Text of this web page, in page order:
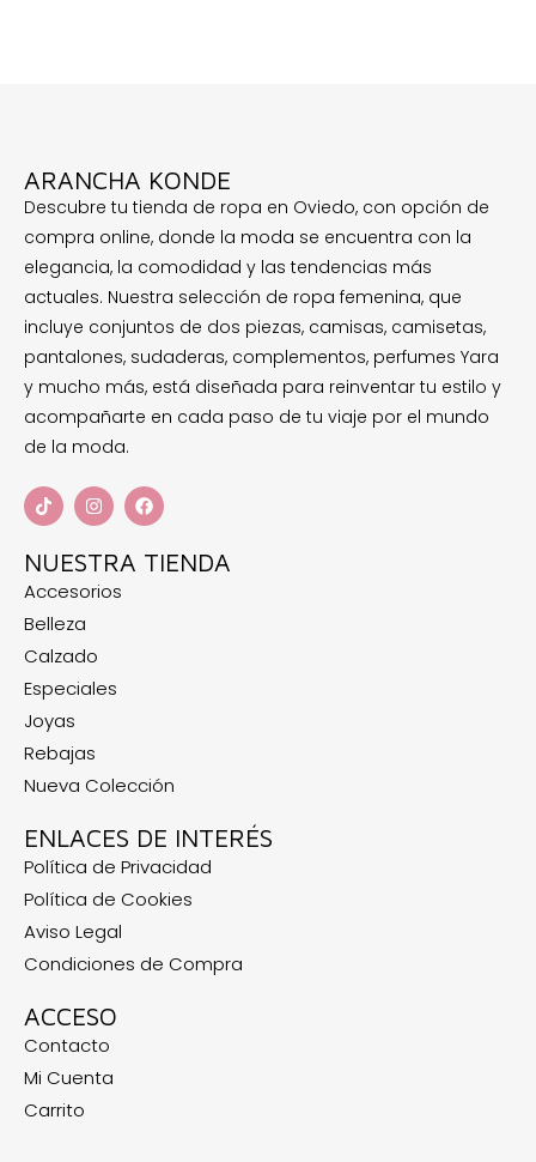
ARANCHA KONDE
Descubre tu tienda de ropa en Oviedo, con opción de
compra online, donde la moda se encuentra con la
elegancia, la comodidad y las tendencias más
actuales. Nuestra selección de ropa femenina, que
incluye conjuntos de dos piezas, camisas, camisetas,
pantalones, sudaderas, complementos, perfumes Yara
y mucho más, está diseñada para reinventar tu estilo y
acompañarte en cada paso de tu viaje por el mundo
de la moda.
NUESTRA TIENDA
Accesorios
Belleza
Calzado
Especiales
Joyas
Rebajas
Nueva Colección
ENLACES DE INTERÉS
Política de Privacidad
Política de Cookies
Aviso Legal
Condiciones de Compra
ACCESO
Contacto
Mi Cuenta
Carrito